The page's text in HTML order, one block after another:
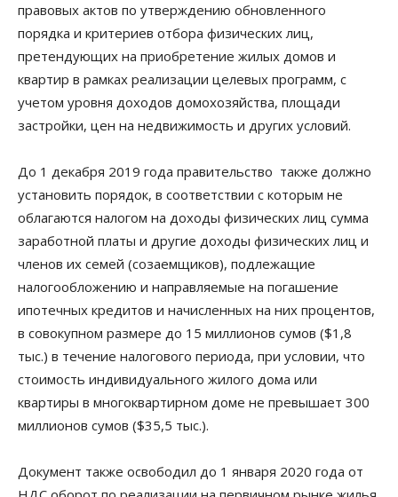
правовых актов по утверждению обновленного
порядка и критериев отбора физических лиц,
претендующих на приобретение жилых домов и
квартир в рамках реализации целевых программ, с
учетом уровня доходов домохозяйства, площади
застройки, цен на недвижимость и других условий.
До 1 декабря 2019 года правительство также должно
установить порядок, в соответствии с которым не
облагаются налогом на доходы физических лиц сумма
заработной платы и другие доходы физических лиц и
членов их семей (созаемщиков), подлежащие
налогообложению и направляемые на погашение
ипотечных кредитов и начисленных на них процентов,
в совокупном размере до 15 миллионов сумов ($1,8
тыс.) в течение налогового периода, при условии, что
стоимость индивидуального жилого дома или
квартиры в многоквартирном доме не превышает 300
миллионов сумов ($35,5 тыс.).
Документ также освободил до 1 января 2020 года от